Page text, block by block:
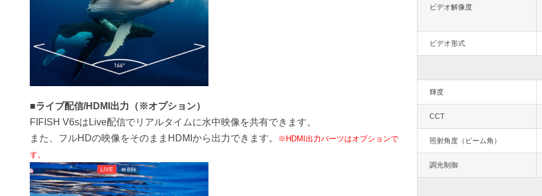
■ライブ配信/HDMI出力（※オプション）
FIFISH V6sはLive配信でリアルタイムに水中映像を共有できます。
また、フルHDの映像をそのままHDMIから出力できます。
※HDMI出力パーツはオプションで
す。
ビデオ解像度
ビデオ形式
輝度
CCT
照射角度（ビーム角）
調光制御